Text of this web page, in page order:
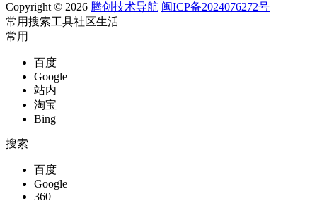
Copyright © 2026 腾创技术导航 闽ICP备2024076272号
常用搜索工具社区生活
常用
百度
Google
站内
淘宝
Bing
搜索
百度
Google
360